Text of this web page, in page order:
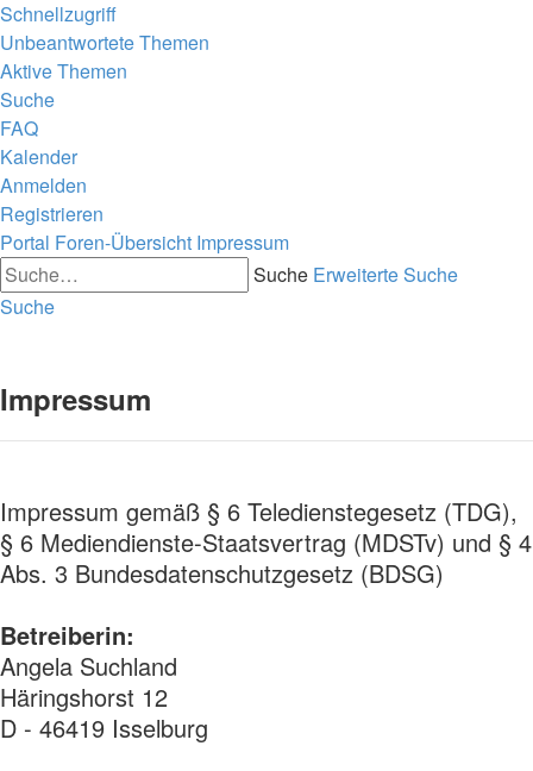
Schnellzugriff
Unbeantwortete Themen
Aktive Themen
Suche
FAQ
Kalender
Anmelden
Registrieren
Portal Foren-Übersicht Impressum
Suche Erweiterte Suche
Suche
Impressum
Impressum gemäß § 6 Teledienstegesetz (TDG),
§ 6 Mediendienste-Staatsvertrag (MDSTv) und § 4
Abs. 3 Bundesdatenschutzgesetz (BDSG)
Betreiberin:
Angela Suchland
Häringshorst 12
D - 46419 Isselburg